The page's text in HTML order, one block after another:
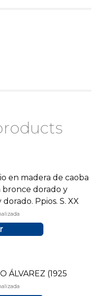
en madera de caoba
bronce dorado y
Ppios. S. XX
ÁLVAREZ (1925